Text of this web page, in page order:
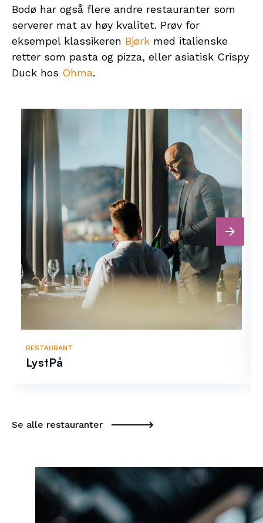
Bodø har også flere andre restauranter som
serverer mat av høy kvalitet. Prøv for
eksempel klassikeren Bjørk med italienske
retter som pasta og pizza, eller asiatisk Crispy
Duck hos Ohma.
RESTAURANT
LystPå
next
Se alle restauranter